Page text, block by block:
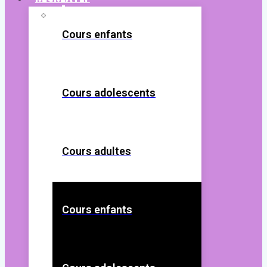
Cours enfants
Cours adolescents
Cours adultes
Cours enfants